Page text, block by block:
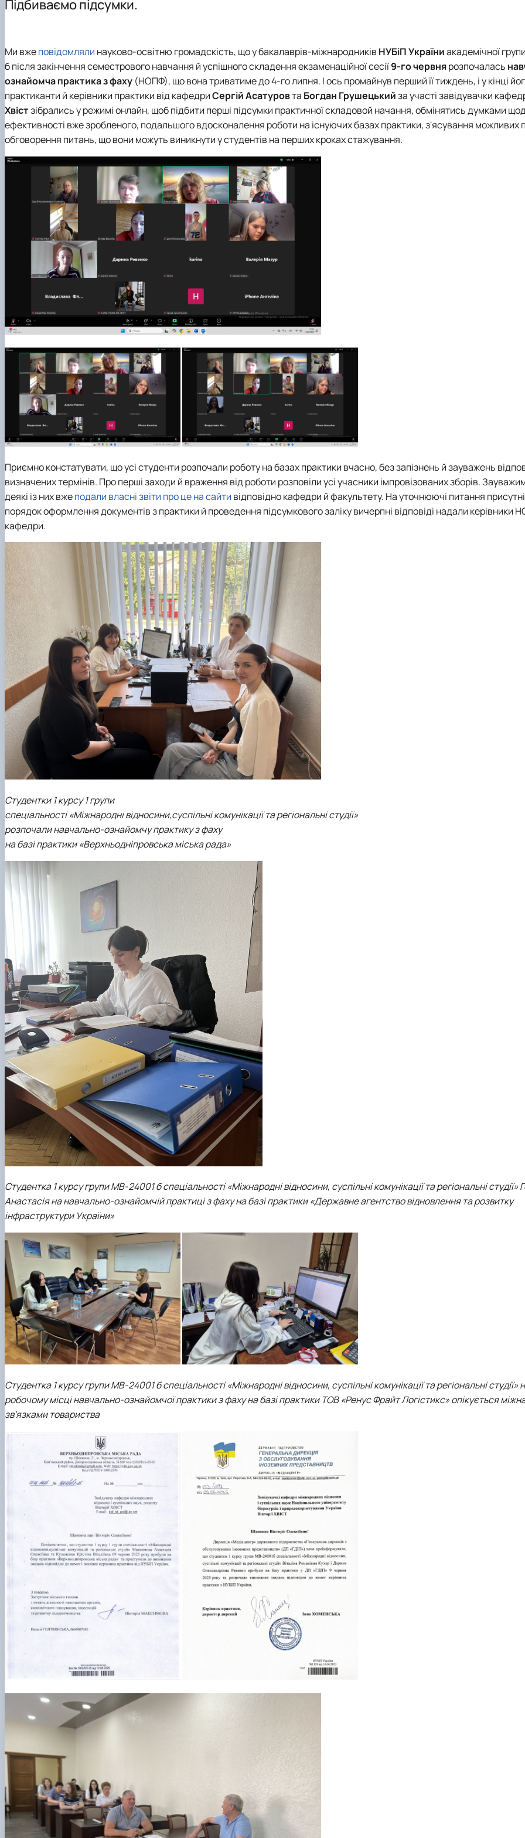
Як стати бакалавром за спеціальностю С3 «Міжнародні відносини»
Подготовчі курси до ЄВІ
Підготовка до вступу в аспірантуру
Правила прийому 2026
Контактні дані
Career guidance activities
Practical Training
Головне про дипломатію
Підбиваємо підсумки.
Ми вжеповідомляли науково-освітню громадскість, що убакалаврів-міжнародників НУБіП Україниакадемічної
б після закінчення семестрового навчання й успішного складення екзаменаційної сесії9-го червнярозпочалась
ознайомча практика з фаху (НОПФ), що вона триватиме до 4-го липня. І ось промайнув перший її тиждень, і у кінці
практиканти й керівники практики від кафедриСергій Асатуровта Богдан Грушецькийза участі завідувачки
Хвістзібрались у режимі онлайн, щоб підбити перші підсумки практичної складовой начання, обмінятись думками
ефективності вже зробленого, подальшого вдосконалення роботи на існуючих базах практики, з'ясування можливих
обговорення питань, що вони можуть виникнути у студентів на перших кроках стажування.
Приємно констатувати, що усі студенти розпочали роботу на базах практики вчасно, без запізнень й зауважень
визначених термінів. Про перші заходи й враження від роботи розповіли усі учасники імпровізованих зборів.
деякі із них вжеподали власні звіти про це на сайти відповідно кафедри й факультету. На уточнюючі питання
порядок оформлення документів з практики й проведення підсумкового заліку вичерпні відповіді надали керівники
кафедри.
Студентки 1 курсу 1 групи
спеціальності «Міжнародні відносини,суспільні комунікації та регіональні студії»
розпочали навчально-ознайомчу практику з фаху
на базі практики «Верхньодніпровська міська рада»
Студентка 1 курсу групи МВ-24001 б спеціальності «Міжнародні відносини, суспільні комунікації та регіональні студії»
Анастасія на навчально-ознайомчій практиці з фаху на базі практики «Державне агентство відновлення та розвитку
інфраструктури України»
Студентка 1 курсу групи МВ-24001 б спеціальності «Міжнародні відносини, суспільні комунікації та регіональні студії»
робочому місці навчально-ознайомчої практики з фаху на базі практики ТОВ «Ренус Фрайт Логістикс» опікується
зв'язками товариства